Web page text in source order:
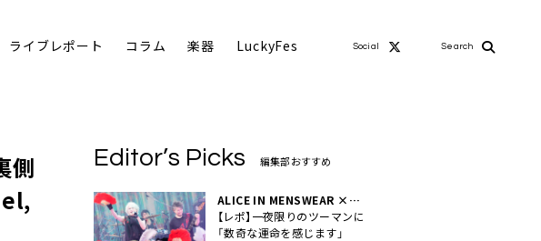
ライブレポート コラム 楽器 LuckyFes Social Search
側
Editor’s Picks 編集部おすすめ
ALICE IN MENSWEAR ×
MASCHERA
【レポ】一夜限りのツーマンに
「数奇な運命を感じます」